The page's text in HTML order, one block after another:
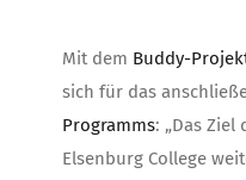
Mit dem Buddy-
sich für das
Programms: „Das
Elsenburg College